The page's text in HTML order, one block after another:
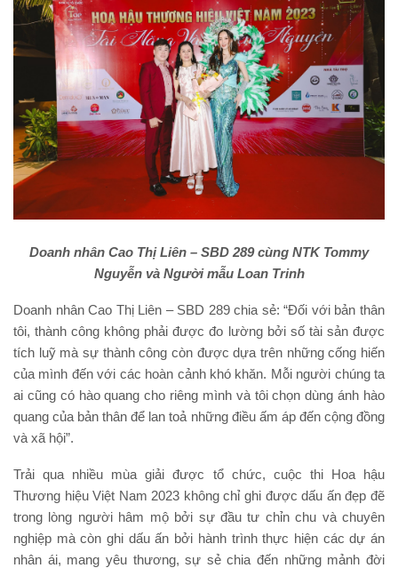
Doanh nhân Cao Thị Liên – SBD 289 cùng NTK Tommy
Nguyễn và Người mẫu Loan Trinh
Doanh nhân Cao Thị Liên – SBD 289 chia sẻ: “Đối với bản thân
tôi, thành công không phải được đo lường bởi số tài sản được
tích luỹ mà sự thành công còn được dựa trên những cống hiến
của mình đến với các hoàn cảnh khó khăn. Mỗi người chúng ta
ai cũng có hào quang cho riêng mình và tôi chọn dùng ánh hào
quang của bản thân để lan toả những điều ấm áp đến cộng đồng
và xã hội”.
Trải qua nhiều mùa giải được tổ chức, cuộc thi Hoa hậu
Thương hiệu Việt Nam 2023 không chỉ ghi được dấu ấn đẹp đẽ
trong lòng người hâm mộ bởi sự đầu tư chỉn chu và chuyên
nghiệp mà còn ghi dấu ấn bởi hành trình thực hiện các dự án
nhân ái, mang yêu thương, sự sẻ chia đến những mảnh đời